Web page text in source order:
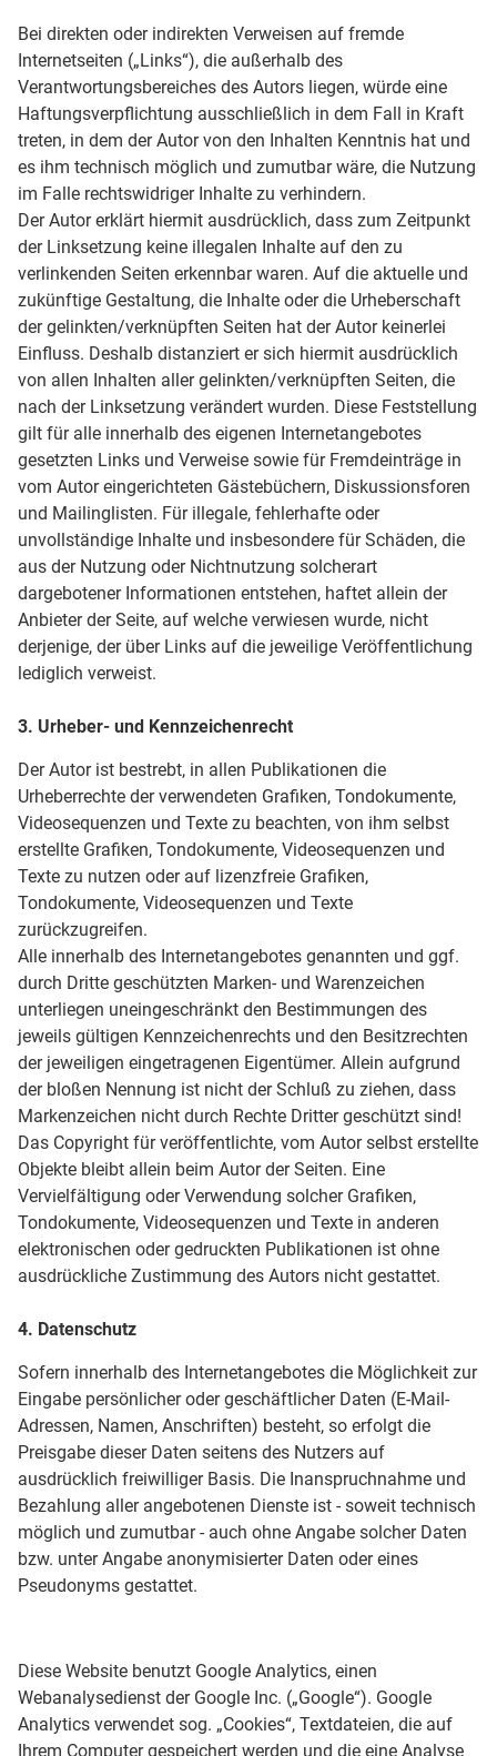
Bei direkten oder indirekten Verweisen auf fremde
Internetseiten („Links“), die außerhalb des
Verantwortungsbereiches des Autors liegen, würde eine
Haftungsverpflichtung ausschließlich in dem Fall in Kraft
treten, in dem der Autor von den Inhalten Kenntnis hat und
es ihm technisch möglich und zumutbar wäre, die Nutzung
im Falle rechtswidriger Inhalte zu verhindern.
Der Autor erklärt hiermit ausdrücklich, dass zum Zeitpunkt
der Linksetzung keine illegalen Inhalte auf den zu
verlinkenden Seiten erkennbar waren. Auf die aktuelle und
zukünftige Gestaltung, die Inhalte oder die Urheberschaft
der gelinkten/verknüpften Seiten hat der Autor keinerlei
Einfluss. Deshalb distanziert er sich hiermit ausdrücklich
von allen Inhalten aller gelinkten/verknüpften Seiten, die
nach der Linksetzung verändert wurden. Diese Feststellung
gilt für alle innerhalb des eigenen Internetangebotes
gesetzten Links und Verweise sowie für Fremdeinträge in
vom Autor eingerichteten Gästebüchern, Diskussionsforen
und Mailinglisten. Für illegale, fehlerhafte oder
unvollständige Inhalte und insbesondere für Schäden, die
aus der Nutzung oder Nichtnutzung solcherart
dargebotener Informationen entstehen, haftet allein der
Anbieter der Seite, auf welche verwiesen wurde, nicht
derjenige, der über Links auf die jeweilige Veröffentlichung
lediglich verweist.
3. Urheber- und Kennzeichenrecht
Der Autor ist bestrebt, in allen Publikationen die
Urheberrechte der verwendeten Grafiken, Tondokumente,
Videosequenzen und Texte zu beachten, von ihm selbst
erstellte Grafiken, Tondokumente, Videosequenzen und
Texte zu nutzen oder auf lizenzfreie Grafiken,
Tondokumente, Videosequenzen und Texte
zurückzugreifen.
Alle innerhalb des Internetangebotes genannten und ggf.
durch Dritte geschützten Marken- und Warenzeichen
unterliegen uneingeschränkt den Bestimmungen des
jeweils gültigen Kennzeichenrechts und den Besitzrechten
der jeweiligen eingetragenen Eigentümer. Allein aufgrund
der bloßen Nennung ist nicht der Schluß zu ziehen, dass
Markenzeichen nicht durch Rechte Dritter geschützt sind!
Das Copyright für veröffentlichte, vom Autor selbst erstellte
Objekte bleibt allein beim Autor der Seiten. Eine
Vervielfältigung oder Verwendung solcher Grafiken,
Tondokumente, Videosequenzen und Texte in anderen
elektronischen oder gedruckten Publikationen ist ohne
ausdrückliche Zustimmung des Autors nicht gestattet.
4. Datenschutz
Sofern innerhalb des Internetangebotes die Möglichkeit zur
Eingabe persönlicher oder geschäftlicher Daten (E-Mail-
Adressen, Namen, Anschriften) besteht, so erfolgt die
Preisgabe dieser Daten seitens des Nutzers auf
ausdrücklich freiwilliger Basis. Die Inanspruchnahme und
Bezahlung aller angebotenen Dienste ist - soweit technisch
möglich und zumutbar - auch ohne Angabe solcher Daten
bzw. unter Angabe anonymisierter Daten oder eines
Pseudonyms gestattet.
Diese Website benutzt Google Analytics, einen
Webanalysedienst der Google Inc. („Google“). Google
Analytics verwendet sog. „Cookies“, Textdateien, die auf
Ihrem Computer gespeichert werden und die eine Analyse